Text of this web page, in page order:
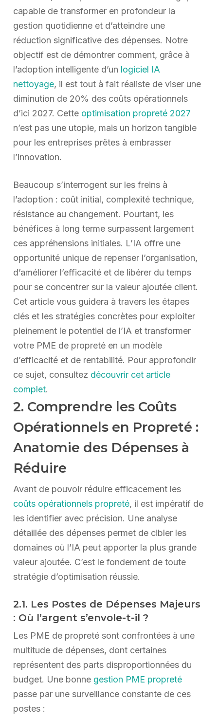
capable de transformer en profondeur la
gestion quotidienne et d’atteindre une
réduction significative des dépenses. Notre
objectif est de démontrer comment, grâce à
l’adoption intelligente d’un logiciel IA
nettoyage, il est tout à fait réaliste de viser une
diminution de 20% des coûts opérationnels
d’ici 2027. Cette optimisation propreté 2027
n’est pas une utopie, mais un horizon tangible
pour les entreprises prêtes à embrasser
l’innovation.
Beaucoup s’interrogent sur les freins à
l’adoption : coût initial, complexité technique,
résistance au changement. Pourtant, les
bénéfices à long terme surpassent largement
ces appréhensions initiales. L’IA offre une
opportunité unique de repenser l’organisation,
d’améliorer l’efficacité et de libérer du temps
pour se concentrer sur la valeur ajoutée client.
Cet article vous guidera à travers les étapes
clés et les stratégies concrètes pour exploiter
pleinement le potentiel de l’IA et transformer
votre PME de propreté en un modèle
d’efficacité et de rentabilité. Pour approfondir
ce sujet, consultez découvrir cet article
complet.
2. Comprendre les Coûts
Opérationnels en Propreté :
Anatomie des Dépenses à
Réduire
Avant de pouvoir réduire efficacement les
coûts opérationnels propreté, il est impératif de
les identifier avec précision. Une analyse
détaillée des dépenses permet de cibler les
domaines où l’IA peut apporter la plus grande
valeur ajoutée. C’est le fondement de toute
stratégie d’optimisation réussie.
2.1. Les Postes de Dépenses Majeurs
: Où l’argent s’envole-t-il ?
Les PME de propreté sont confrontées à une
multitude de dépenses, dont certaines
représentent des parts disproportionnées du
budget. Une bonne gestion PME propreté
passe par une surveillance constante de ces
postes :